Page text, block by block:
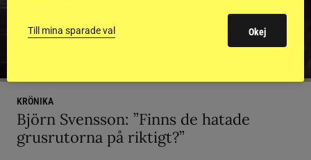
KRÖNIKA
Björn Svensson: ”Finns de hatade
grusrutorna på riktigt?”
Till mina sparade val Okej